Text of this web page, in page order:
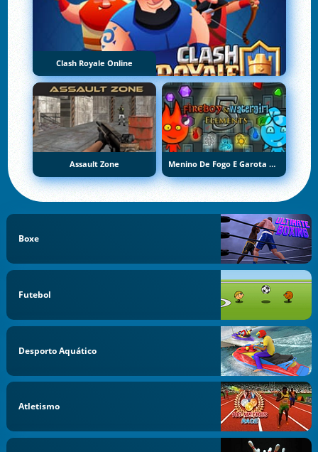
Clash Royale Online
Assault Zone Menino De Fogo E Garota De Água 5: Elementos
Boxe
Futebol
Desporto Aquático
Atletismo